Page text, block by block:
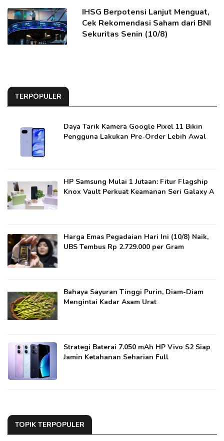
IHSG Berpotensi Lanjut Menguat,
Cek Rekomendasi Saham dari BNI
Sekuritas Senin (10/8)
TERPOPULER
Daya Tarik Kamera Google Pixel 11 Bikin
Pengguna Lakukan Pre-Order Lebih Awal
HP Samsung Mulai 1 Jutaan: Fitur Flagship
Knox Vault Perkuat Keamanan Seri Galaxy A
Harga Emas Pegadaian Hari Ini (10/8) Naik,
UBS Tembus Rp 2.729.000 per Gram
Bahaya Sayuran Tinggi Purin, Diam-Diam
Mengintai Kadar Asam Urat
Strategi Baterai 7.050 mAh HP Vivo S2 Siap
Jamin Ketahanan Seharian Full
TOPIK TERPOPULER